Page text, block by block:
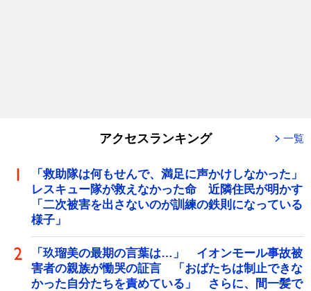
アクセスランキング 一覧
「救助隊は何もせんで、満足に声かけしなかった」
レスキュー隊が救えなかった命 近隣住民が明かす
「二次被害を出さないのが訓練の鉄則になっている
様子」
「玖瑠美の最期の言葉は…」 イオンモール事故被
害者の親族が慟哭の証言 「おばたちは制止できな
かった自分たちを責めている」 さらに、間一髪で